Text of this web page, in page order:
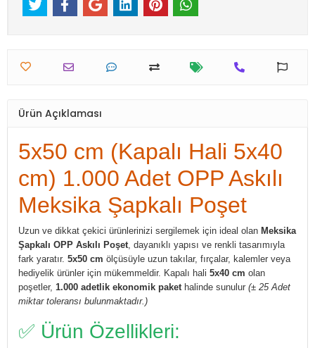
Ürün Açıklaması
5x50 cm (Kapalı Hali 5x40
cm) 1.000 Adet OPP Askılı
Meksika Şapkalı Poşet
Uzun ve dikkat çekici ürünlerinizi sergilemek için ideal olan Meksika
Şapkalı OPP Askılı Poşet, dayanıklı yapısı ve renkli tasarımıyla
fark yaratır. 5x50 cm ölçüsüyle uzun takılar, fırçalar, kalemler veya
hediyelik ürünler için mükemmeldir. Kapalı hali 5x40 cm olan
poşetler, 1.000 adetlik ekonomik pakethalinde sunulur (± 25 Adet
miktar toleransı bulunmaktadır.)
✅ Ürün Özellikleri: